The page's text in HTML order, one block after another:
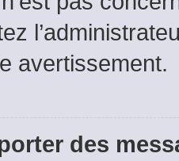
avertissement.
des